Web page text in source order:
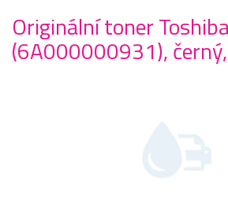
Originální toner
(6A000000931),